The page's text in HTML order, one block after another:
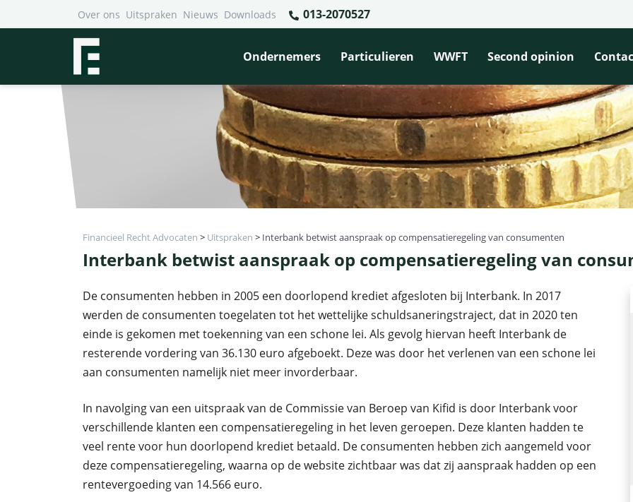
Over ons Uitspraken Nieuws Downloads 013-2070527
Ondernemers Particulieren WWFT Second opinion
Financieel Recht Advocaten > Uitspraken > Interbank betwist aanspraak op compensatieregeling van consumenten
Interbank betwist aanspraak op compensatieregeling van
De consumenten hebben in 2005 een doorlopend krediet afgesloten bij Interbank. In 2017
werden de consumenten toegelaten tot het wettelijke schuldsaneringstraject, dat in 2020 ten
einde is gekomen met toekenning van een schone lei. Als gevolg hiervan heeft Interbank de
resterende vordering van 36.130 euro afgeboekt. Deze was door het verlenen van een schone lei
aan consumenten namelijk niet meer invorderbaar.
In navolging van een uitspraak van de Commissie van Beroep van Kifid is door Interbank voor
verschillende klanten een compensatieregeling in het leven geroepen. Deze klanten hadden te
veel rente voor hun doorlopend krediet betaald. De consumenten hebben zich aangemeld voor
deze compensatieregeling, waarna op de website zichtbaar was dat zij aanspraak hadden op een
rentevergoeding van 14.566 euro.